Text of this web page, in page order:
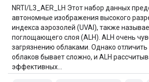
NRTI/L3_AER_LH Этот набор данных
автономные изображения высокого
индекса аэрозолей (UVAI), также
поглощающего слоя (ALH). ALH очень
загрязнению облаками. Однако отличить
облаков бывает сложно, и ALH
эффективных…